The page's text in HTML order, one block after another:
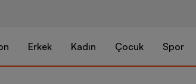
Erkek Kadın Çocuk Spor